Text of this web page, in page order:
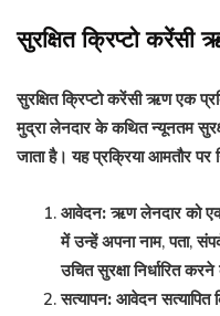
सुरक्षित क्रिप्टो करेंसी
सुरक्षित क्रिप्टो करेंसी ऋण एक
मुद्रा लेनदार के कथित न्यूनतम
जाता है। यह प्रक्रिया आमतौर पर
आवेदन:ऋण लेनदार को
में उन्हें अपना नाम, पता,
उचित सुरक्षा निर्धारित
सत्यापन: आवेदन सत्यापित